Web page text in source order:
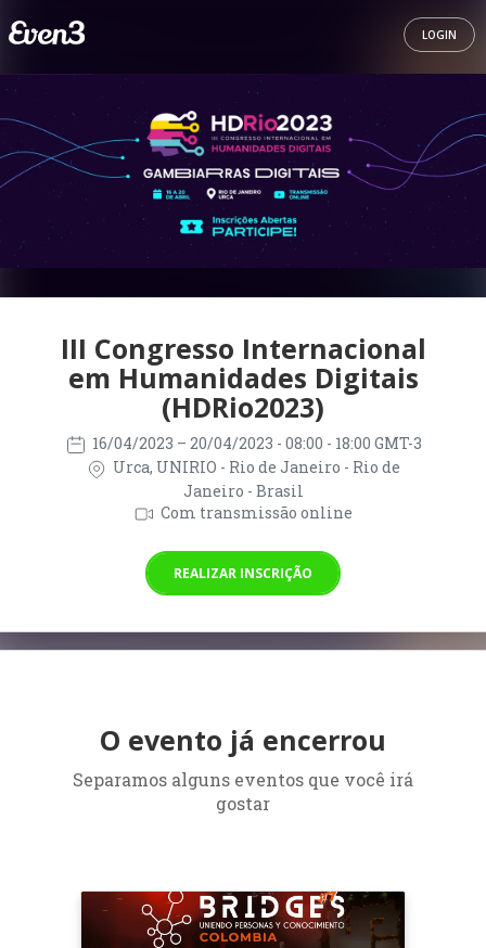
LOGIN
III Congresso Internacional
em Humanidades Digitais
(HDRio2023)
16/04/2023 – 20/04/2023 - 08:00 - 18:00 GMT-3
Urca, UNIRIO - Rio de Janeiro - Rio de
Janeiro - Brasil
Com transmissão online
REALIZAR INSCRIÇÃO
O evento já encerrou
Separamos alguns eventos que você irá
gostar